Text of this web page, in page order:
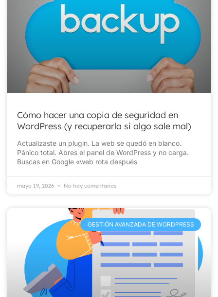
Cómo hacer una copia de seguridad en
WordPress (y recuperarla si algo sale mal)
Actualizaste un plugin. La web se quedó en blanco.
Pánico total. Abres el panel de WordPress y no carga.
Buscas en Google «web rota después
mayo 19, 2026 No hay comentarios
GESTIÓN AVANZADA DE WORDPRESS